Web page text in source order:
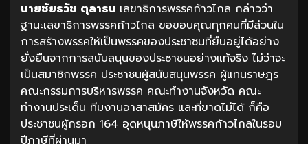
นายชัยธวัช ตุลาธน เลขาธิการพรรคก้าวไกล กล่าวว่า
ฐานะเลขาธิการพรรคก้าวไกล ขอขอบคุณทุกคนที่มีส่วนใน
การสร้างพรรคให้เป็นพรรคของประชาชนที่ยืนอยู่ได้อย่าง
ยั่งยืนจากการสนับสนุนของประชาชนอย่างแท้จริง ไม่ว่าจะ
เป็นสมาชิกพรรค ประชาชนผู้สนับสนุนพรรค ผู้แทนราษฎร
คณะกรรมการบริหารพรรค คณะทำงานจังหวัด คณะ
ทำงานประเด็น ทีมงานอาสาสมัคร และที่ขาดไม่ได้ ก็คือ
ประชาชนผู้กรอก 164 อุดหนุนภาษีให้พรรคก้าวไกลในรอบ